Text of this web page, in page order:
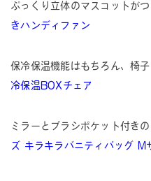
ぷっくり立体のマスコットがつ
きハンディファン
保冷保温機能はもちろん、椅子
冷保温BOXチェア
ミラーとブラシポケット付き
ズ キラキラバニティバッグ M